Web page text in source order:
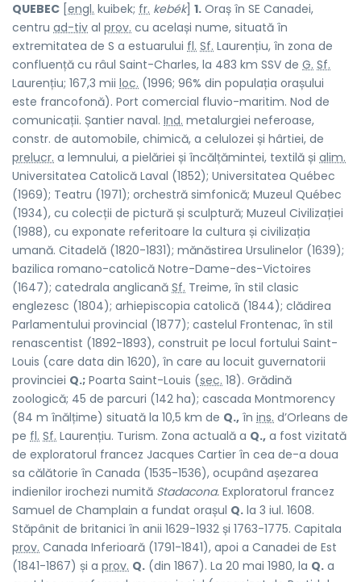
QUEBEC engl. kuibek; fr. kebék] 1. Oraș în SE Canadei,
centru ad-tiv al prov. cu același nume, situată în
extremitatea de S a estuarului fl. Sf. Laurențiu, în zona de
confluență cu râul Saint-Charles, la 483 km SSV de G. Sf.
Laurențiu; 167,3 mii loc. (1996; 96% din populația orașului
este francofonă). Port comercial fluvio-maritim. Nod de
comunicații. Șantier naval. Ind. metalurgiei neferoase,
constr. de automobile, chimică, a celulozei și hârtiei, de
prelucr. a lemnului, a pielăriei și încălțămintei, textilă și alim.
Universitatea Catolică Laval (1852); Universitatea Québec
(1969); Teatru (1971); orchestră simfonică; Muzeul Québec
(1934), cu colecții de pictură și sculptură; Muzeul Civilizației
(1988), cu exponate referitoare la cultura și civilizația
umană. Citadelă (1820-1831); mănăstirea Ursulinelor (1639);
bazilica romano-catolică Notre-Dame-des-Victoires
(1647); catedrala anglicană Sf. Treime, în stil clasic
englezesc (1804); arhiepiscopia catolică (1844); clădirea
Parlamentului provincial (1877); castelul Frontenac, în stil
renascentist (1892-1893), construit pe locul fortului Saint-
Louis (care data din 1620), în care au locuit guvernatorii
provinciei Q.; Poarta Saint-Louis (sec. 18). Grădină
zoologică; 45 de parcuri (142 ha); cascada Montmorency
(84 m înălțime) situată la 10,5 km de Q., în ins. d’Orleans de
pe fl. Sf. Laurențiu. Turism. Zona actuală a Q., a fost vizitată
de exploratorul francez Jacques Cartier în cea de-a doua
sa călătorie în Canada (1535-1536), ocupând așezarea
indienilor irochezi numită Stadacona. Exploratorul francez
Samuel de Champlain a fundat orașul Q. la 3 iul. 1608.
Stăpânit de britanici în anii 1629-1932 și 1763-1775. Capitala
prov. Canada Inferioară (1791-1841), apoi a Canadei de Est
(1841-1867) și a prov. Q. (din 1867). La 20 mai 1980, la Q. a